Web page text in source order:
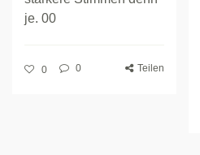
je. 00
0 0 Teilen